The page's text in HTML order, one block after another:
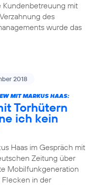
Kundenbetreuung mit
des
wurde das
2018
MIT MARKUS HAAS:
Torhütern
ich kein
Haas im Gespräch mit
Zeitung über
Mobilfunkgeneration
Flecken in der